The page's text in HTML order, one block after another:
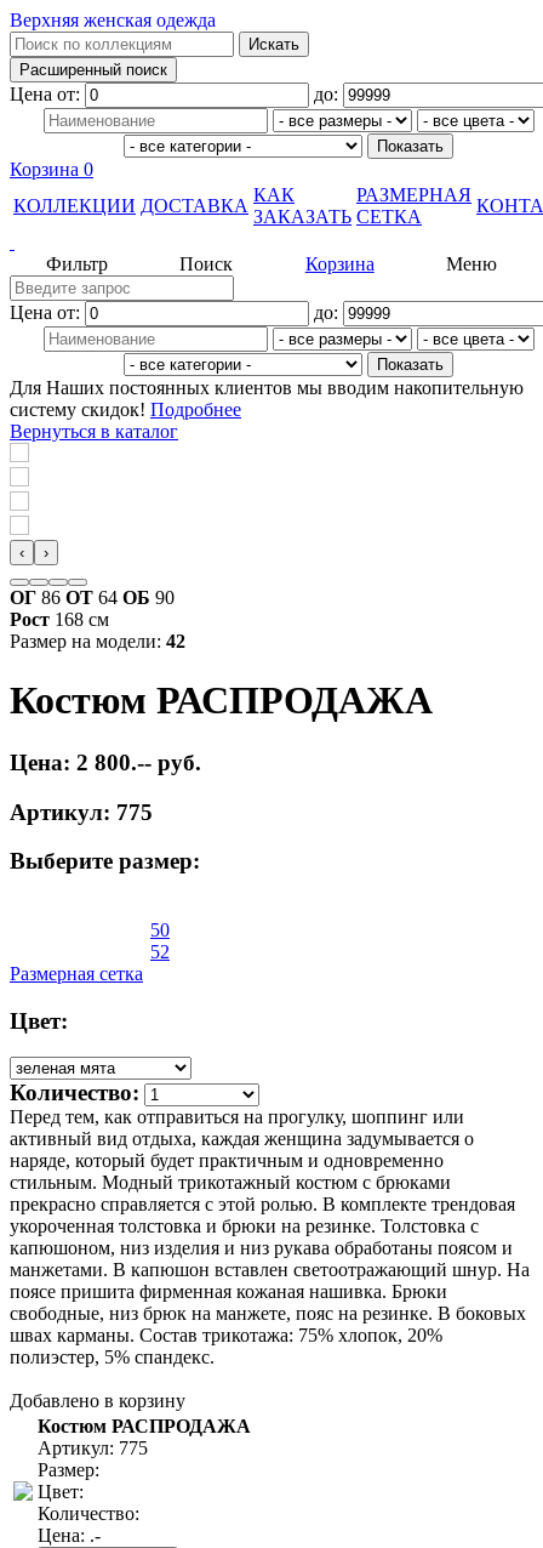
Верхняя женская одежда
Цена от: до:
Корзина 0
КОЛЛЕКЦИИ ДОСТАВКА
КАК
ЗАКАЗАТЬ
РАЗМЕРНАЯ
СЕТКА
Меню
Корзина
Поиск
Фильтр
Цена от: до:
Для Наших постоянных клиентов мы вводим накопительную
систему скидок! Подробнее
Вернуться в каталог
‹ ›
ОГ 86 ОТ 64 ОБ 90
Рост 168 см
Размер на модели: 42
Костюм РАСПРОДАЖА
Цена: 2 800.-- руб.
Артикул: 775
Выберите размер:
50
52
Размерная сетка
Цвет:
Количество:
Перед тем, как отправиться на прогулку, шоппинг или
активный вид отдыха, каждая женщина задумывается о
наряде, который будет практичным и одновременно
стильным. Модный трикотажный костюм с брюками
прекрасно справляется с этой ролью. В комплекте трендовая
укороченная толстовка и брюки на резинке. Толстовка с
капюшоном, низ изделия и низ рукава обработаны поясом и
манжетами. В капюшон вставлен светоотражающий шнур. На
поясе пришита фирменная кожаная нашивка. Брюки
свободные, низ брюк на манжете, пояс на резинке. В боковых
швах карманы. Состав трикотажа: 75% хлопок, 20%
полиэстер, 5% спандекс.
Добавлено в корзину
Костюм РАСПРОДАЖА
Артикул: 775
Размер:
Цвет:
Количество:
Цена: .-